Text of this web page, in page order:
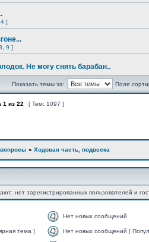
4 ]
9 ]
Не могу снять барабан..
Показать темы за: Поле
1 из 22 [ Тем: 1097 ]
» Ходовая часть, подвеска
нет зарегистрированных пользователей и
Нет новых сообщений
тема ] Нет новых сообщений [